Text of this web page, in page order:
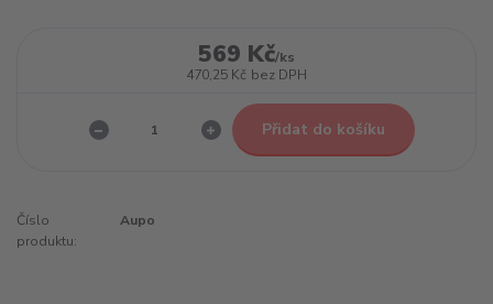
569 Kč/ks
470,25 Kč bez DPH
Přidat do košíku
Číslo
produktu:
Aupo